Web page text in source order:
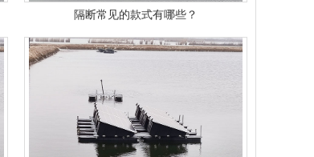
隔断常见的款式有哪些？